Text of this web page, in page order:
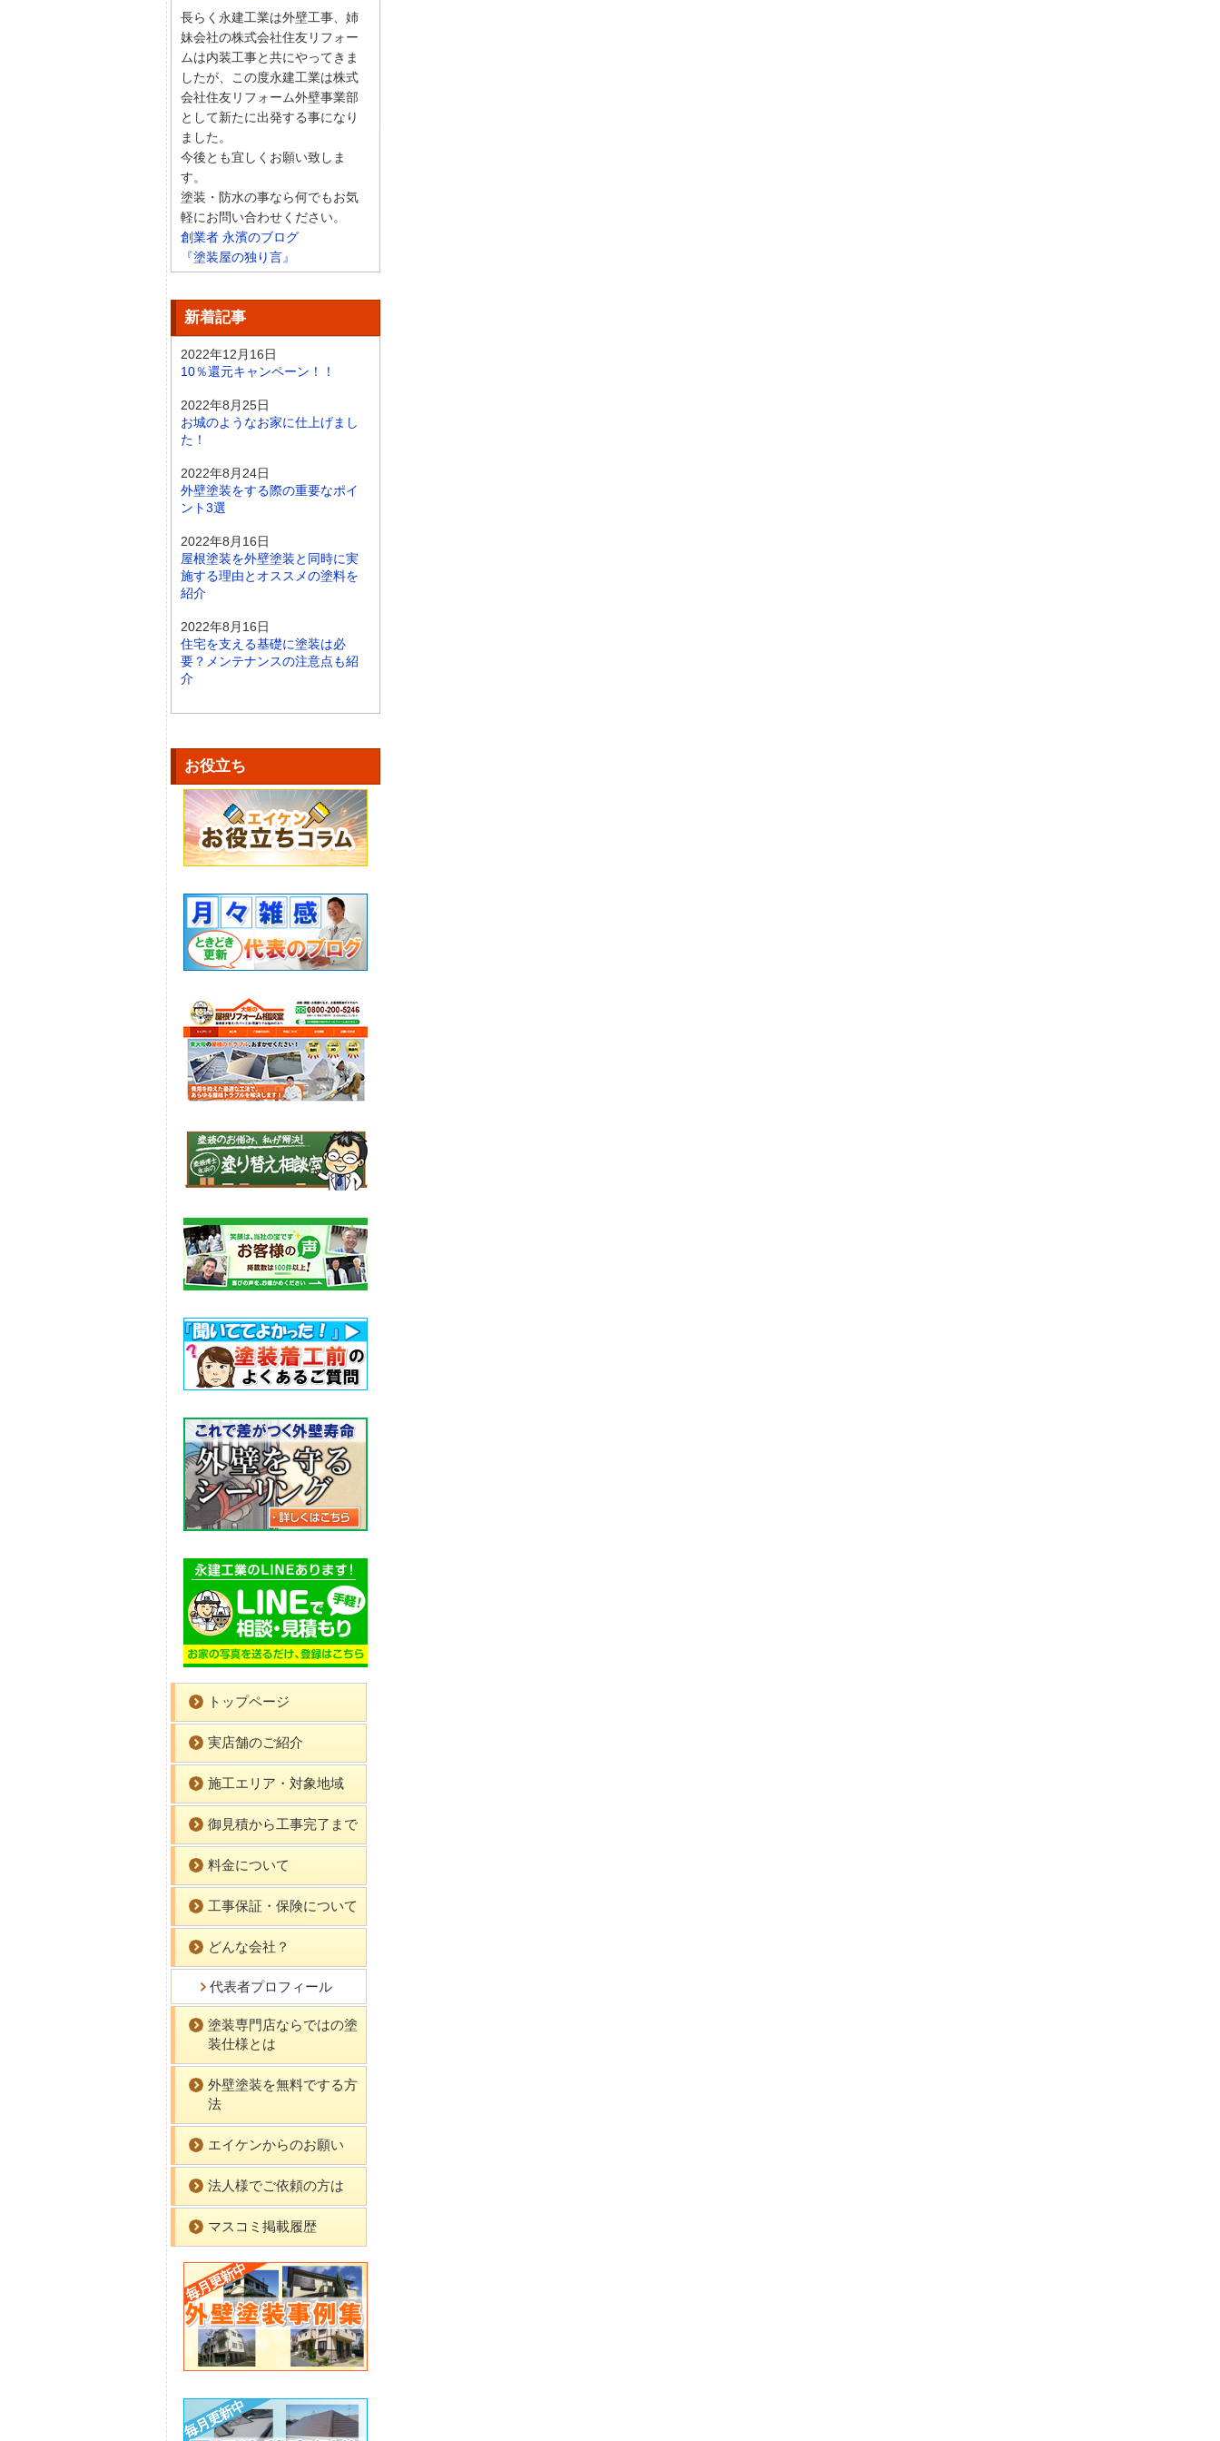
長らく永建工業は外壁工事、姉
妹会社の株式会社住友リフォー
ムは内装工事と共にやってきま
したが、この度永建工業は株式
会社住友リフォーム外壁事業部
として新たに出発する事になり
ました。
今後とも宜しくお願い致しま
す。
塗装・防水の事なら何でもお気
軽にお問い合わせください。
創業者 永濱のブログ
『塗装屋の独り言』
新着記事
2022年12月16日
10％還元キャンペーン！！
2022年8月25日
お城のようなお家に仕上げまし
た！
2022年8月24日
外壁塗装をする際の重要なポイ
ント3選
2022年8月16日
屋根塗装を外壁塗装と同時に実
施する理由とオススメの塗料を
紹介
2022年8月16日
住宅を支える基礎に塗装は必
要？メンテナンスの注意点も紹
介
お役立ち
トップページ
実店舗のご紹介
施工エリア・対象地域
御見積から工事完了まで
料金について
工事保証・保険について
どんな会社？
代表者プロフィール
塗装専門店ならではの塗
装仕様とは
外壁塗装を無料でする方
法
エイケンからのお願い
法人様でご依頼の方は
マスコミ掲載履歴